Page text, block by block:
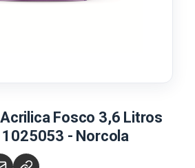
Fosco 3,6 Litros
- Norcola